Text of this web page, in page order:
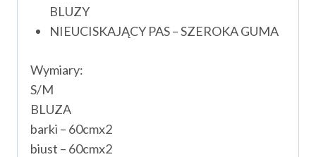
BLUZY
NIEUCISKAJĄCY PAS – SZEROKA GUMA
Wymiary:
S/M
BLUZA
barki – 60cmx2
biust – 60cmx2